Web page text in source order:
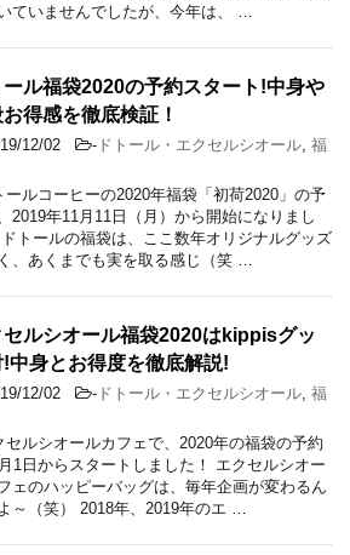
ていませんでしたが、今年は、 …
ール福袋2020の予約スタート!中身や
得感を徹底検証！
12/02 - ドトール・エクセルシオール 福
ールコーヒーの2020年福袋「初荷2020」の予
2019年11月11日（月）から開始になりまし
トールの福袋は、ここ数年オリジナルグッズ
、あくまでも実を取る感じ（笑 …
セルシオール福袋2020はkippisグッ
!中身とお得度を徹底解説!
12/02 - ドトール・エクセルシオール 福
セルシオールカフェで、2020年の福袋の予約
1日からスタートしました！ エクセルシオー
ェのハッピーバッグは、毎年企画が変わるん
～（笑） 2018年、2019年のエ …